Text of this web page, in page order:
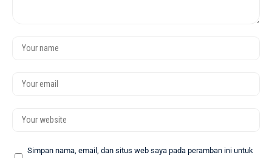
Simpan nama, email, dan situs web saya pada peramban ini untuk